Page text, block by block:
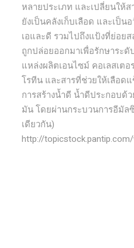
หลายประเภท และเปลี่ยนให้
ยังเป็นคลังเก็บเลือด และเป็น
เอและดี รวมไปถึงแป้งที่ย่อย
ถูกปล่อยออกมาเพื่อรักษาระ
แหล่งผลิตเอนไซม์ คอเลสเต
โรทีน และสารที่ช่วยให้เลือด
การสร้างน้ำดี น้ำดีประกอบด้
มัน โดยผ่านกระบวนการอีมัล
เดียวกัน)
http://